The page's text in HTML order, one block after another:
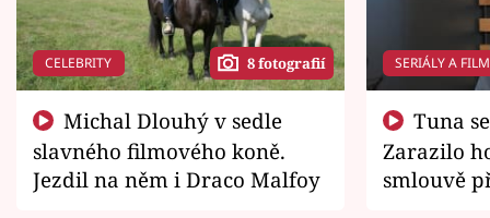
CELEBRITY 8 fotografií
slavného filmového koně.
Jezdil na něm i Draco Malfoy
SERIÁLY A
Zarazilo
smlouvě